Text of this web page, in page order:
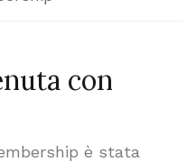
con
è stata